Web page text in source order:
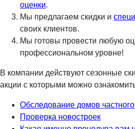
оценки.
Мы предлагаем скидки и
своих клиентов.
Мы готовы провести любую
профессиональном уровне!
В компании действуют сезонные
акции с которыми можно
Обследование домов частного
Проверка новостроек